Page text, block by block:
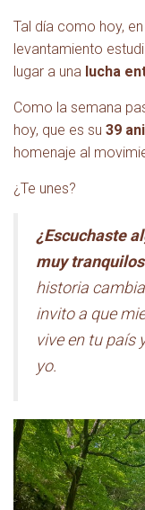
Tal día como hoy,
levantamiento
lugar a una lucha
Como la semana
hoy, que es su 39
homenaje al
¿Te unes?
¿Escuchaste
muy
historia
invito a que
vive en tu país
yo.